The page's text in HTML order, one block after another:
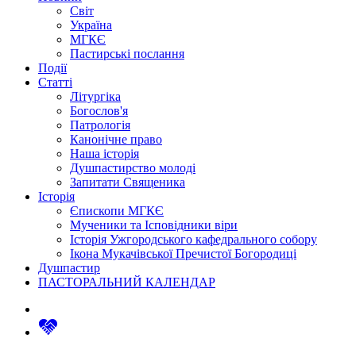
Світ
Україна
МГКЄ
Пастирські послання
Події
Статті
Літургіка
Богослов'я
Патрологія
Канонічне право
Наша історія
Душпастирство молоді
Запитати Священика
Історія
Єпископи МГКЄ
Мученики та Ісповідники віри
Історія Ужгородського кафедрального собору
Ікона Мукачівської Пречистої Богородиці
Душпастир
ПАСТОРАЛЬНИЙ КАЛЕНДАР